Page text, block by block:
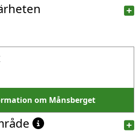
om Månsberget